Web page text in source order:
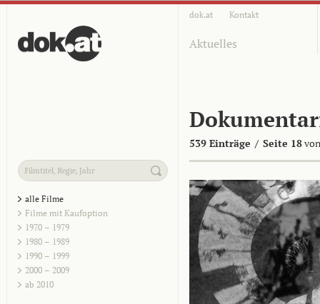
dok.at Kontakt
Aktuelles
539 Einträge / Seite 18
alle Filme
Filme mit Kaufoption
1970 – 1979
1980 – 1989
1990 – 1999
2000 – 2009
ab 2010